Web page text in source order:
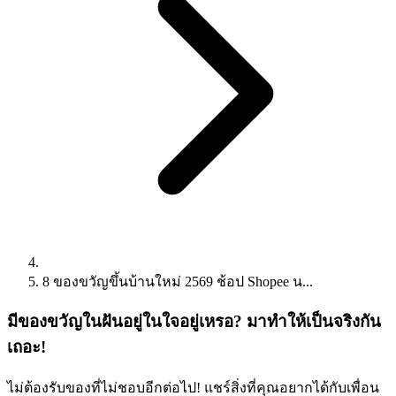
8 ของขวัญขึ้นบ้านใหม่ 2569 ช้อป Shopee น...
มีของขวัญในฝันอยู่ในใจอยู่เหรอ? มาทำให้เป็นจริงกัน
เถอะ!
ไม่ต้องรับของที่ไม่ชอบอีกต่อไป! แชร์สิ่งที่คุณอยากได้กับเพื่อน